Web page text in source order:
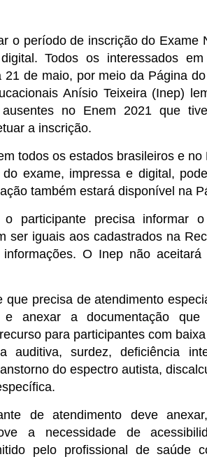
o período de inscrição do Exame
Todos os interessados
de maio, por meio da Página
Anísio Teixeira (Inep)
no Enem 2021 que
a inscrição.
todos os estados brasileiros e
exame, impressa e digital,
também estará disponível na
o participante precisa
ser iguais aos cadastrados na
O Inep não
que precisa de atendimento
anexar a documentação que
para participantes com
auditiva, surdez, deficiência
do espectro autista,
de atendimento deve
a necessidade de
pelo profissional de saúde